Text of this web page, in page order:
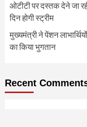
ओटीटी पर दस्तक देने जा
दिन होगी स्ट्रीम
मुख्यमंत्री ने पेंशन
का किया भुगतान
Recent